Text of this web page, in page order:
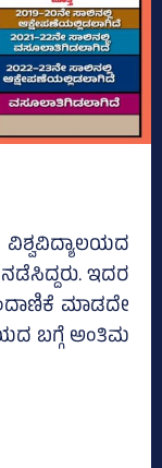
ಇದರ
ಮಾಡದೇ
ಬಗ್ಗೆ ಅಂತಿಮ